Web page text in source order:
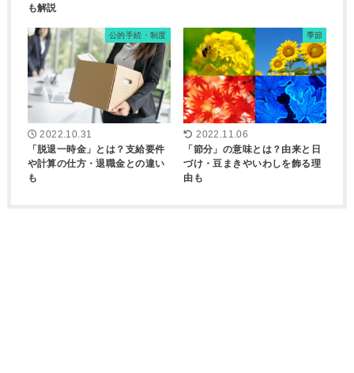
も解説
公的手続・制度
2022.10.31
「脱退一時金」とは？支給要件
や計算の仕方・退職金との違い
も
季節
2022.11.06
「節分」の意味とは？由来と日
づけ・豆まきやいわしを飾る理
由も